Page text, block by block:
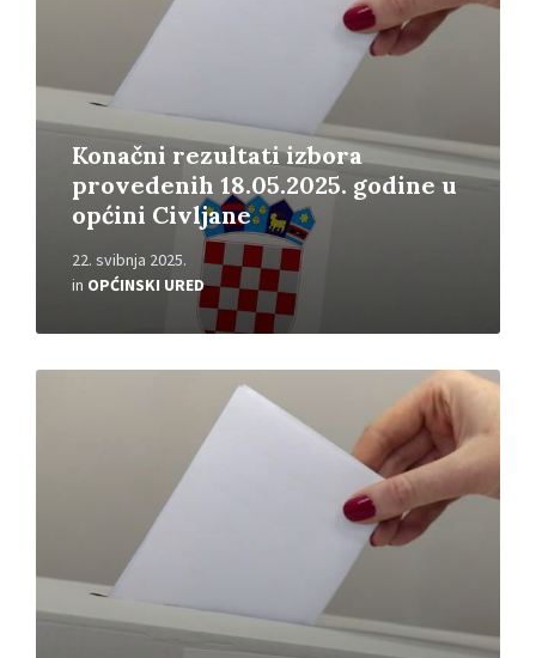
Konačni rezultati izbora
provedenih 18.05.2025. godine u
općini Civljane
22. svibnja 2025.
in OPĆINSKI URED
Read